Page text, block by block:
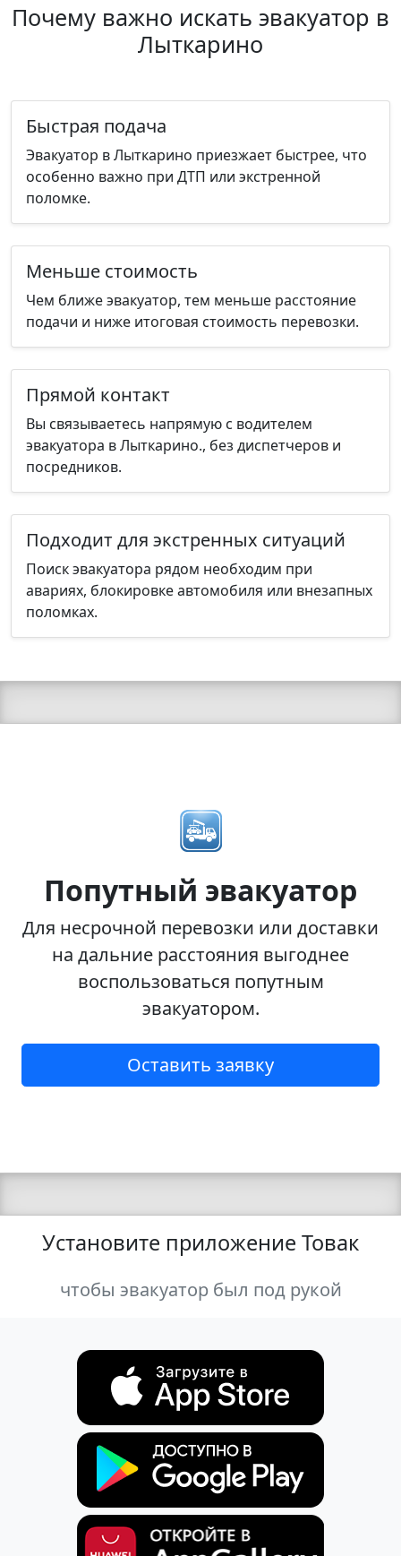
Почему важно искать эвакуатор в
Лыткарино
Быстрая подача
Эвакуатор в Лыткарино приезжает быстрее, что
особенно важно при ДТП или экстренной
поломке.
Меньше стоимость
Чем ближе эвакуатор, тем меньше расстояние
подачи и ниже итоговая стоимость перевозки.
Прямой контакт
Вы связываетесь напрямую с водителем
эвакуатора в Лыткарино., без диспетчеров и
посредников.
Подходит для экстренных ситуаций
Поиск эвакуатора рядом необходим при
авариях, блокировке автомобиля или внезапных
поломках.
Попутный эвакуатор
Для несрочной перевозки или доставки
на дальние расстояния выгоднее
воспользоваться попутным
эвакуатором.
Оставить заявку
Установите приложение Товак
чтобы эвакуатор был под рукой